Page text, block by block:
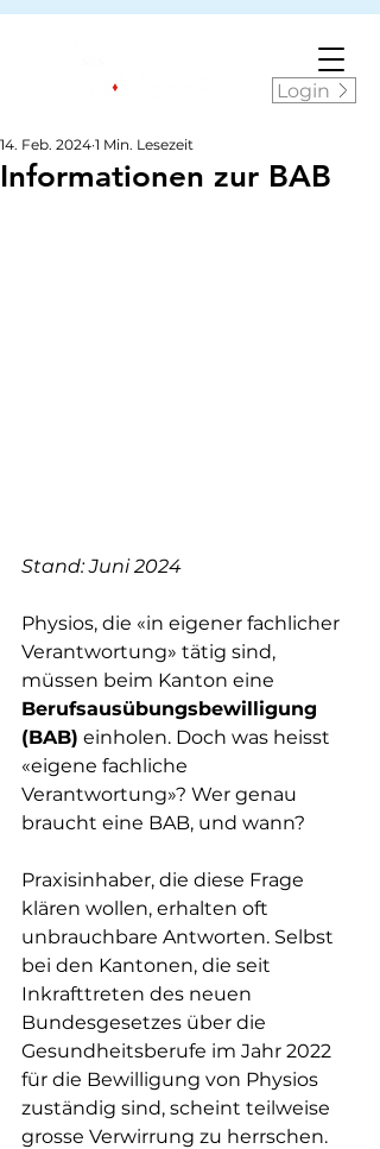
Login
Informationen zur BAB
14. Feb. 2024 1 Min. Lesezeit
Stand: Juni 2024
Physios, die «in eigener fachlicher
Verantwortung» tätig sind,
müssen beim Kanton eine
Berufsausübungsbewilligung
(BAB) einholen. Doch was heisst
«eigene fachliche
Verantwortung»? Wer genau
braucht eine BAB, und wann?
Praxisinhaber, die diese Frage
klären wollen, erhalten oft
unbrauchbare Antworten. Selbst
bei den Kantonen, die seit
Inkrafttreten des neuen
Bundesgesetzes über die
Gesundheitsberufe im Jahr 2022
für die Bewilligung von Physios
zuständig sind, scheint teilweise
grosse Verwirrung zu herrschen.